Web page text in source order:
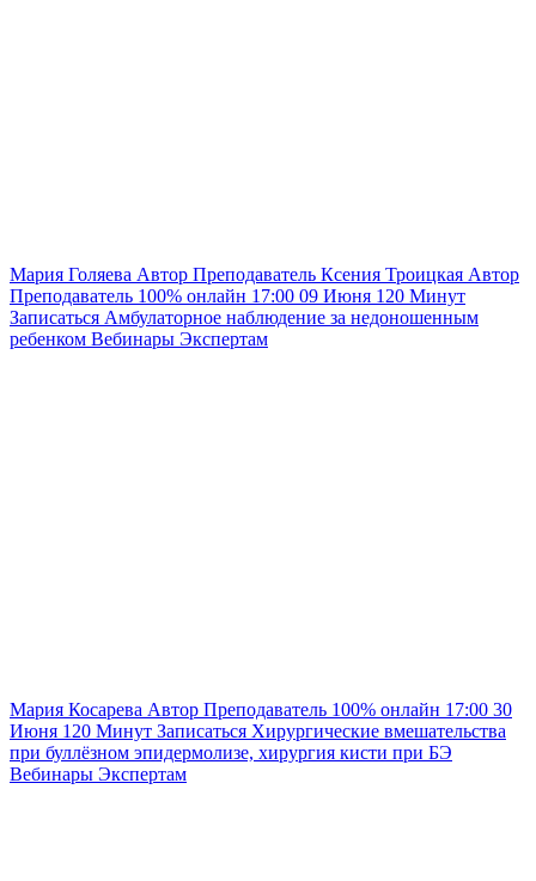
Мария Голяева Автор Преподаватель Ксения Троицкая Автор
Преподаватель 100% онлайн 17:00 09 Июня 120 Минут
Записаться Амбулаторное наблюдение за недоношенным
ребенком Вебинары Экспертам
Мария Косарева Автор Преподаватель 100% онлайн 17:00 30
Июня 120 Минут Записаться Хирургические вмешательства
при буллёзном эпидермолизе, хирургия кисти при БЭ
Вебинары Экспертам